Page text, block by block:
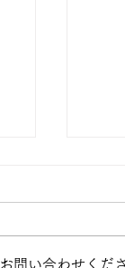
問い合わせくださ